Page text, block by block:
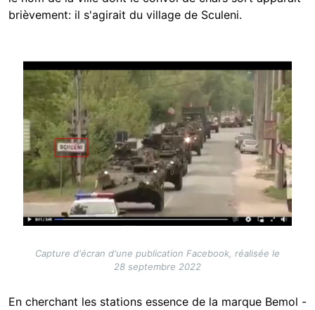
brièvement: il s'agirait du village de Sculeni.
Image
Capture d'écran d'une publication Facebook, réalisée le
28 septembre 2022
En cherchant les stations essence de la marque Bemol -